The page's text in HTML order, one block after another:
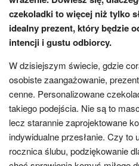
czekoladki to więcej niż tylko
idealny prezent, który będzie
intencji i gustu odbiorcy.
W dzisiejszym świecie, gdzie
osobiste zaangażowanie,
cenne. Personalizowane
takiego podejścia. Nie są to
lecz starannie zaprojektowane
indywidualne przesłanie. Czy to
rocznica ślubu, podziękowanie